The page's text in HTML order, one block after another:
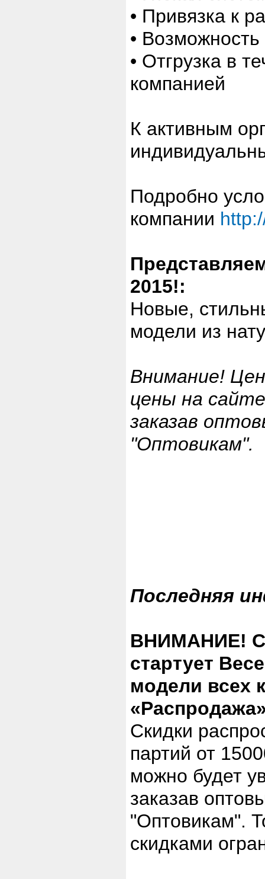
• Привязка к
•
• Отгрузка в
компанией
К активным
Подробно
компании
2015!:
Новые,
модели из
Внимание!
цены на
заказав
"Оптовикам".
Последняя
ВНИМАНИЕ! С
стартует
модели всех
Скидки
партий от
можно будет
заказав
"Оптовикам".
скидками